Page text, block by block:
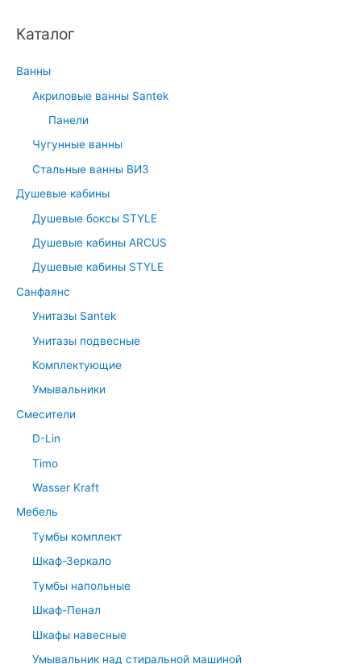
Каталог
Ванны
Акриловые ванны Santek
Панели
Чугунные ванны
Стальные ванны ВИЗ
Душевые кабины
Душевые боксы STYLE
Душевые кабины ARCUS
Душевые кабины STYLE
Санфаянс
Унитазы Santek
Унитазы подвесные
Комплектующие
Умывальники
Смесители
D-Lin
Timo
Wasser Kraft
Мебель
Тумбы комплект
Шкаф-Зеркало
Тумбы напольные
Шкаф-Пенал
Шкафы навесные
Умывальник над стиральной машиной